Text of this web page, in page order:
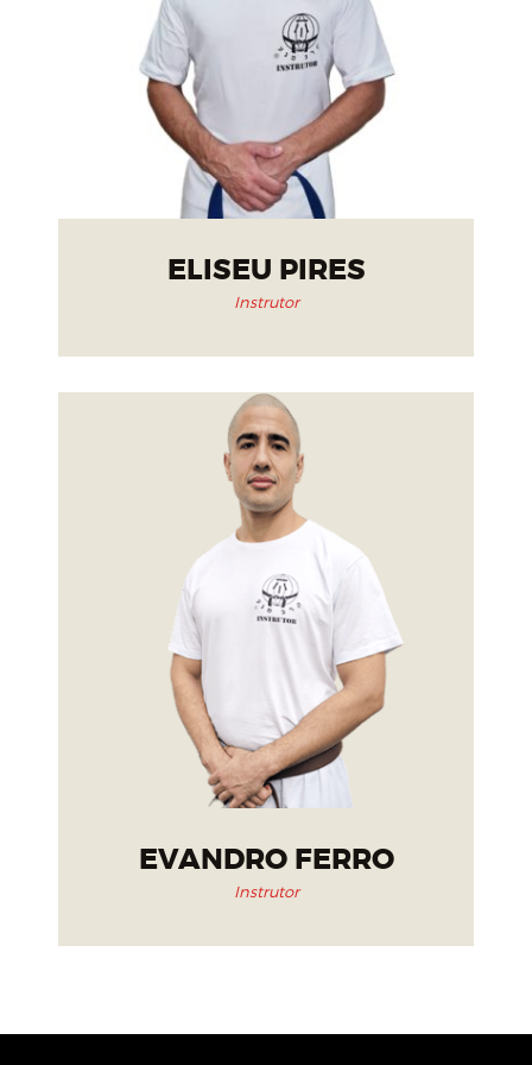
ELISEU PIRES
Instrutor
EVANDRO FERRO
Instrutor